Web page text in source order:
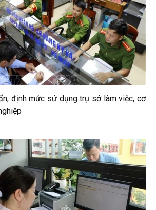
định mức sử dụng trụ sở làm việc, cơ